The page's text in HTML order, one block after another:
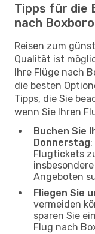
Tipps für die
nach
Reisen zum
Qualität ist
Ihre Flüge nach
die besten
Tipps, die Sie
wenn Sie Ihren
Buchen Sie
Donnerstag
Flugtickets
Angeboten
Fliegen Sie
vermeiden
sparen Sie
Flug nach